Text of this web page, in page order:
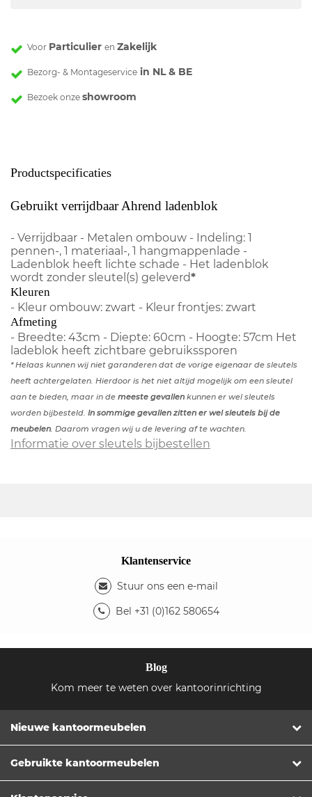
Voor Particulier en Zakelijk
Bezorg- & Montageservice in NL & BE
Bezoek onze showroom
Productspecificaties
Gebruikt verrijdbaar Ahrend ladenblok
- Verrijdbaar - Metalen ombouw - Indeling: 1
pennen-, 1 materiaal-, 1 hangmappenlade -
Ladenblok heeft lichte schade - Het ladenblok
wordt zonder sleutel(s) geleverd*
Kleuren
- Kleur ombouw: zwart - Kleur frontjes: zwart
Afmeting
- Breedte: 43cm - Diepte: 60cm - Hoogte: 57cm Het
ladeblok heeft zichtbare gebruikssporen
* Helaas kunnen wij niet garanderen dat de vorige eigenaar de sleutels
heeft achtergelaten. Hierdoor is het niet altijd mogelijk om een sleutel
aan te bieden, maar in de meeste gevallen kunnen er wel sleutels
worden bijbesteld. In sommige gevallen zitten er wel sleutels bij de
meubelen . Daarom vragen wij u de levering af te wachten.
Informatie over sleutels bijbestellen
Klantenservice
Stuur ons een e-mail
Bel +31 (0)162 580654
Blog
Kom meer te weten over kantoorinrichting
Nieuwe kantoormeubelen
Gebruikte kantoormeubelen